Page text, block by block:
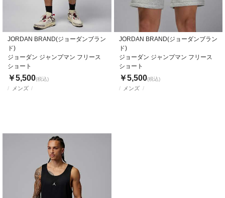
メンズ
JORDAN BRAND(ジョーダンブラン
ド)
ジョーダン ジャンプマン フリース
ショート
￥5,500(税込)
メンズ
JORDAN BRAND(ジョーダンブラン
ド)
ジョーダン ジャンプマン フリース
ショート
￥5,500(税込)